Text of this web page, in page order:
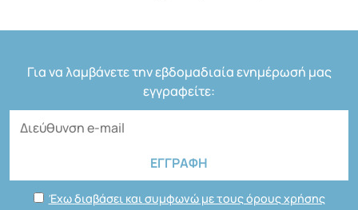
Για να λαμβάνετε την εβδομαδιαία ενημέρωσή μας
εγγραφείτε:
Έχω διαβάσει και συμφωνώ με τους όρους χρήσης